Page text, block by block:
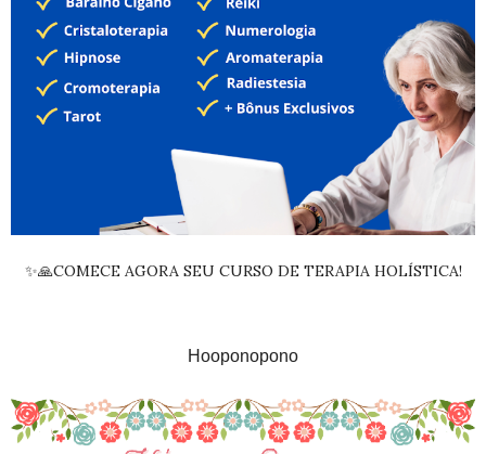
✨🙏COMECE AGORA SEU CURSO DE TERAPIA HOLÍSTICA!
Hooponopono